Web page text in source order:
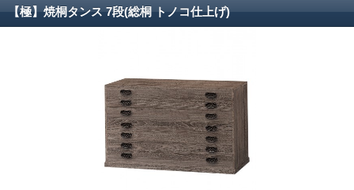
【極】焼桐タンス 7段(総桐 トノコ仕上げ)